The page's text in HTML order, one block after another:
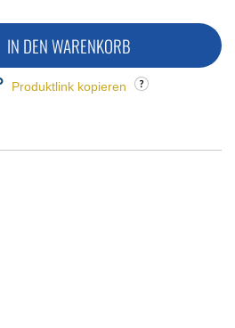
IN DEN WARENKORB
Produktlink kopieren